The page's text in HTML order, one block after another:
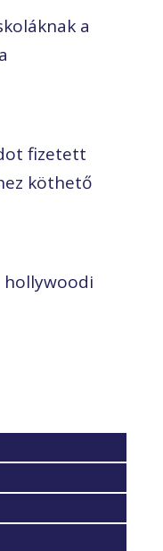
a
fizetett
köthető
hollywoodi